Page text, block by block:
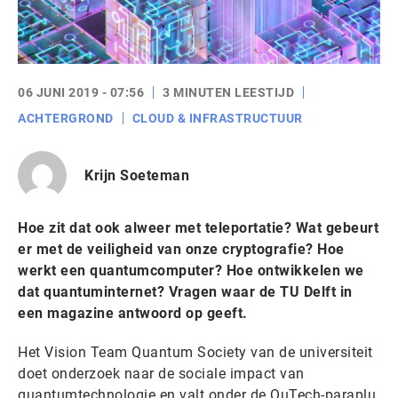
06 JUNI 2019 - 07:56
3 MINUTEN LEESTIJD
ACHTERGROND
CLOUD & INFRASTRUCTUUR
Krijn Soeteman
Hoe zit dat ook alweer met teleportatie? Wat gebeurt
er met de veiligheid van onze cryptografie? Hoe
werkt een quantumcomputer? Hoe ontwikkelen we
dat quantuminternet? Vragen waar de TU Delft in
een magazine antwoord op geeft.
Het Vision Team Quantum Society van de universiteit
doet onderzoek naar de sociale impact van